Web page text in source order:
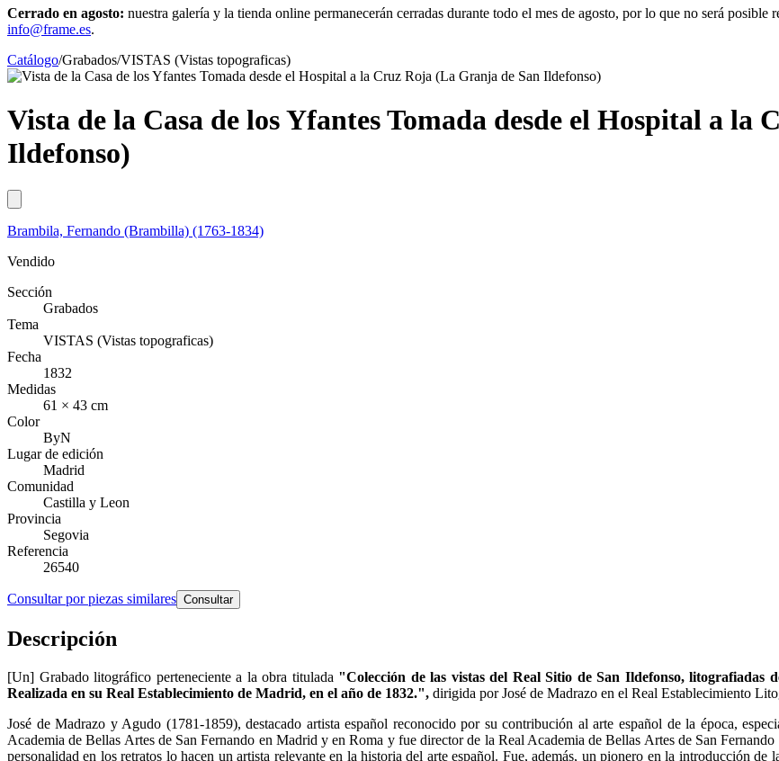
Cerrado en agosto: nuestra galería y la tienda online permanecerán cerradas durante todo el mes de agosto, por lo que no será
info@frame.es.
Catálogo/Grabados/VISTAS (Vistas topograficas)
Vista de la Casa de los Yfantes Tomada desde el Hospital a
Ildefonso)
Brambila, Fernando (Brambilla) (1763-1834)
Vendido
Sección
Grabados
Tema
VISTAS (Vistas topograficas)
Fecha
1832
Medidas
61 × 43 cm
Color
ByN
Lugar de edición
Madrid
Comunidad
Castilla y Leon
Provincia
Segovia
Referencia
26540
Consultar por piezas similares Consultar
Descripción
[Un] Grabado litográfico perteneciente a la obra titulada "Colección de las vistas del Real Sitio de San Ildefonso,
Realizada en su Real Establecimiento de Madrid, en el año de 1832.", dirigida por José de Madrazo en el Real Establecimiento
José de Madrazo y Agudo (1781-1859), destacado artista español reconocido por su contribución al arte español de la época,
Academia de Bellas Artes de San Fernando en Madrid y en Roma y fue director de la Real Academia de Bellas Artes de San
personalidad en los retratos lo hacen un artista relevante en la historia del arte español. Fue, además, un pionero en la introducción